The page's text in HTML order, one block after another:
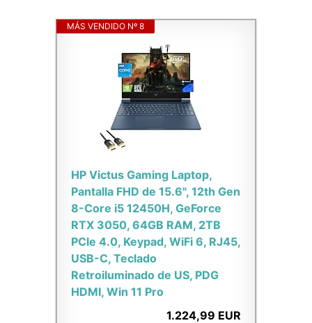
MÁS VENDIDO Nº 8
HP Victus Gaming Laptop,
Pantalla FHD de 15.6", 12th Gen
8-Core i5 12450H, GeForce
RTX 3050, 64GB RAM, 2TB
PCle 4.0, Keypad, WiFi 6, RJ45,
USB-C, Teclado
Retroiluminado de US, PDG
HDMI, Win 11 Pro
1.224,99 EUR